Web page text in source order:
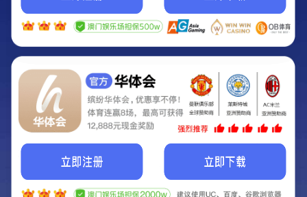
Hey Guys!
我们即将上线啦...
我们的网站正在建设.
它将是非常棒的网站.